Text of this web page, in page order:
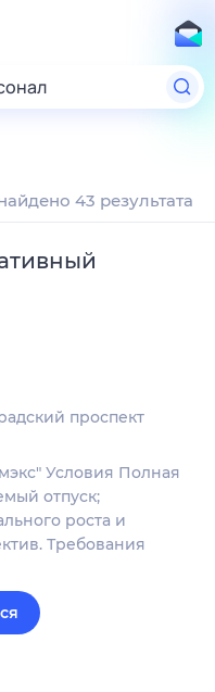
43 результата
проспект
Условия Полная
отпуск;
роста и
Требования